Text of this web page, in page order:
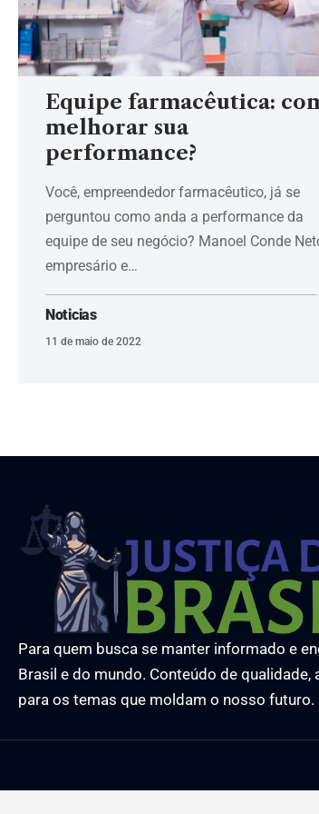
Equipe farmacêutica:
melhorar sua
performance?
Você, empreendedor farmacêutico, já se
perguntou como anda a performance da
equipe de seu negócio? Manoel Conde
empresário e…
Noticias
11 de maio de 2022
Para quem busca se manter informado e
Brasil e do mundo. Conteúdo de
para os temas que moldam o nosso futuro.